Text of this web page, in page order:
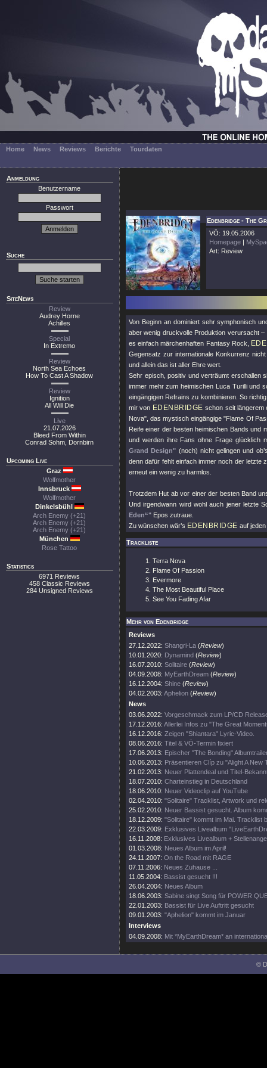
Home News Reviews Berichte Tourdaten
Anmeldung
Benutzername
Passwort
Suche
SiteNews
Review
Audrey Horne
Achilles
Special
In Extremo
Review
North Sea Echoes
How To Cast A Shadow
Review
Ignition
All Will Die
Live
21.07.2026
Bleed From Within
Conrad Sohm, Dornbirn
Upcoming Live
Graz
Wolfmother
Innsbruck
Wolfmother
Dinkelsbühl
Arch Enemy (+21)
Arch Enemy (+21)
Arch Enemy (+21)
München
Rose Tattoo
Statistics
6971 Reviews
458 Classic Reviews
284 Unsigned Reviews
Edenbridge - The
VÖ: 19.05.2006
Homepage |
Art: Review
Von Beginn an dominiert sehr symphonisch
aber wenig druckvolle Produktion verursacht
es einfach märchenhaften Fantasy Rock,
Gegensatz zur internationale Konkurrenz
und allein das ist aller Ehre wert.
Sehr episch, positiv und verträumt erschallen
immer mehr zum heimischen Luca Turilli und
eingängigen Refrains zu kombinieren. So
mir von EDENBRIDGE schon seit längerem
Nova" , das mystisch eingängige"Flame Of
Reife einer der besten heimischen Bands und
und werden ihre Fans ohne Frage glücklich
Grand Design" (noch) nicht gelingen und
denn dafür fehlt einfach immer noch der letzte
erneut ein wenig zu harmlos.
Trotzdem Hut ab vor einer der besten Band
Und irgendwann wird wohl auch jener letzte
Eden“" Epos zutraue.
Zu wünschen wär’s EDENBRIDGE auf
Trackliste
Terra Nova
Flame Of Passion
Evermore
The Most Beautiful Place
See You Fading Afar
Mehr von Edenbridge
Reviews
27.12.2022: Shangri-La (Review)
10.01.2020: Dynamind (Review)
16.07.2010: Solitaire (Review)
04.09.2008: MyEarthDream (Review)
16.12.2004: Shine (Review)
04.02.2003: Aphelion (Review)
News
03.06.2022: Vorgeschmack zum LP/CD
17.12.2016: Allerlei Infos zu "The Great
16.12.2016: Zeigen "Shiantara" Lyric-Video.
08.06.2016: Titel & VÖ-Termin fixiert
17.06.2013: Epischer "The Bonding"
10.06.2013: Präsentieren Clíp zu "Alight A New
21.02.2013: Neuer Plattendeal und Titel-
18.07.2010: Charteinstieg in Deutschland
18.06.2010: Neuer Videoclip auf YouTube
02.04.2010: "Solitaire" Tracklist, Artwork und
25.02.2010: Neuer Bassist gesucht. Album
18.12.2009: "Solitaire" kommt im Mai. Tracklist
22.03.2009: Exklusives Livealbum
16.11.2008: Exklusives Livealbum +
01.03.2008: Neues Album im April!
24.11.2007: On the Road mit RAGE
07.11.2006: Neues Zuhause ...
11.05.2004: Bassist gesucht !!!
26.04.2004: Neues Album
18.06.2003: Sabine singt Song für POWER
22.01.2003: Bassist für Live Auftritt gesucht
09.01.2003: "Aphelion" kommt im Januar
Interviews
04.09.2008: Mit *MyEarthDream* an
©